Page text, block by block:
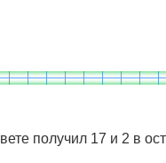
получил 17 и 2 в